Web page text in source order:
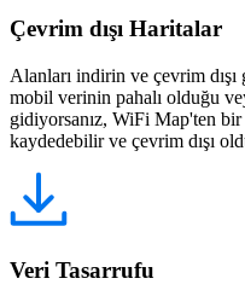
Çevrim dışı Haritalar
Alanları indirin ve çevrim
mobil verinin pahalı olduğu
gidiyorsanız, WiFi Map'ten
kaydedebilir ve çevrim dışı
Veri Tasarrufu